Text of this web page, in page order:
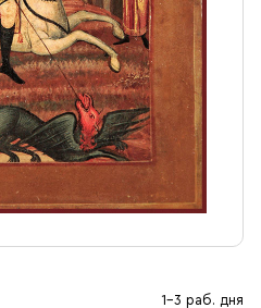
1-3 раб. дня